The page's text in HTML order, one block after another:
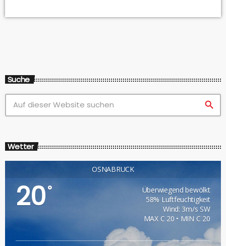
Suche
search
Wetter
OSNABRÜCK
20°
Überwiegend bewölkt
58% Luftfeuchtigkeit
Wind: 3m/s SW
MAX C 20 • MIN C 20